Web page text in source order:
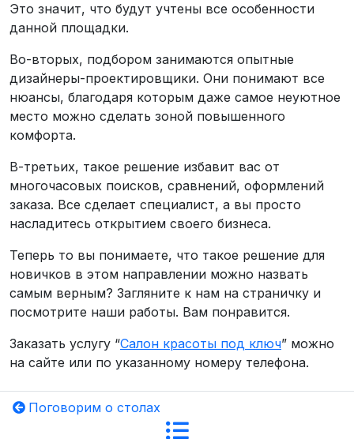
Это значит, что будут учтены все особенности
данной площадки.
Во-вторых, подбором занимаются опытные
дизайнеры-проектировщики. Они понимают все
нюансы, благодаря которым даже самое неуютное
место можно сделать зоной повышенного
комфорта.
В-третьих, такое решение избавит вас от
многочасовых поисков, сравнений, оформлений
заказа. Все сделает специалист, а вы просто
насладитесь открытием своего бизнеса.
Теперь то вы понимаете, что такое решение для
новичков в этом направлении можно назвать
самым верным? Загляните к нам на страничку и
посмотрите наши работы. Вам понравится.
Заказать услугу “Салон красоты под ключ” можно
на сайте или по указанному номеру телефона.
Поговорим о столах